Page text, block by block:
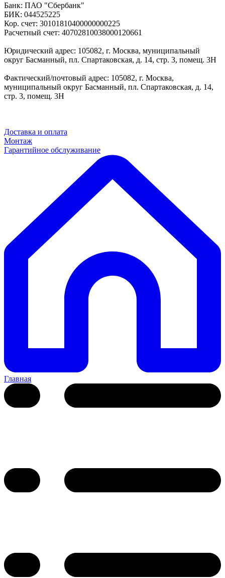
Банк: ПАО "Сбербанк"
БИК: 044525225
Кор. счет: 30101810400000000225
Расчетный счет: 40702810038000120661
Юридический адрес: 105082, г. Москва, муниципальный
округ Басманный, пл. Спартаковская, д. 14, стр. 3, помещ. 3Н
Фактический/почтовый адрес: 105082, г. Москва,
муниципальный округ Басманный, пл. Спартаковская, д. 14,
стр. 3, помещ. 3Н
Доставка и оплата
Монтаж
Гарантийное обслуживание
Главная